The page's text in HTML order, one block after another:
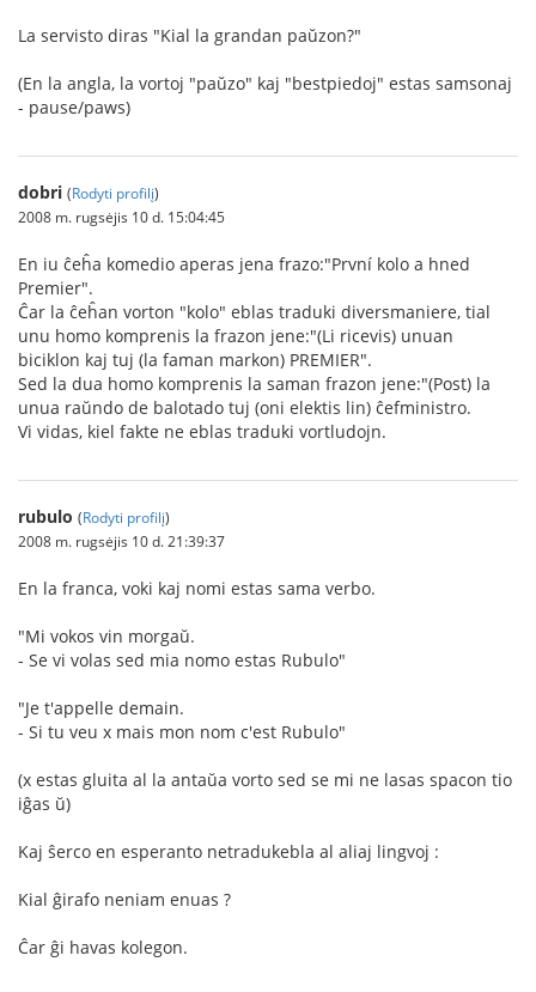
La servisto diras "Kial la grandan paŭzon?"
(En la angla, la vortoj "paŭzo" kaj "bestpiedoj" estas samsonaj
- pause/paws)
dobri (Rodyti profilį)
2008 m. rugsėjis 10 d. 15:04:45
En iu ĉeĥa komedio aperas jena frazo:"První kolo a hned
Premier".
Ĉar la ĉeĥan vorton "kolo" eblas traduki diversmaniere, tial
unu homo komprenis la frazon jene:"(Li ricevis) unuan
biciklon kaj tuj (la faman markon) PREMIER".
Sed la dua homo komprenis la saman frazon jene:"(Post) la
unua raŭndo de balotado tuj (oni elektis lin) ĉefministro.
Vi vidas, kiel fakte ne eblas traduki vortludojn.
rubulo (Rodyti profilį)
2008 m. rugsėjis 10 d. 21:39:37
En la franca, voki kaj nomi estas sama verbo.
"Mi vokos vin morgaŭ.
- Se vi volas sed mia nomo estas Rubulo"
"Je t'appelle demain.
- Si tu veu x mais mon nom c'est Rubulo"
(x estas gluita al la antaŭa vorto sed se mi ne lasas spacon tio
iĝas ŭ)
Kaj ŝerco en esperanto netradukebla al aliaj lingvoj :
Kial ĝirafo neniam enuas ?
Ĉar ĝi havas kolegon.